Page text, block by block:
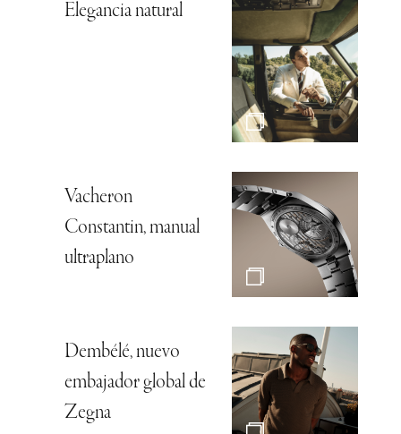
Elegancia natural
Vacheron
Constantin, manual
ultraplano
Dembélé, nuevo
embajador global de
Zegna